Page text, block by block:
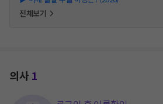
전체보기
의사1